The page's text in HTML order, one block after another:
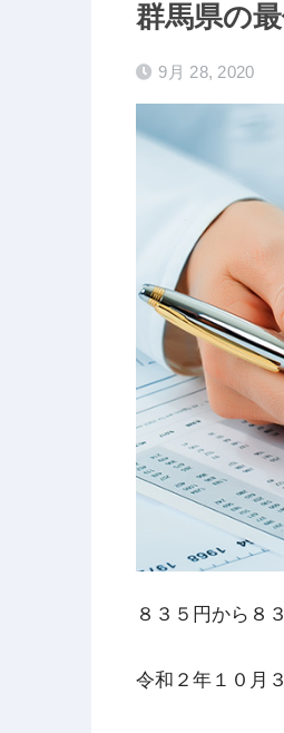
群馬県の
9月 28, 2020
８３５円から８
令和２年１０月